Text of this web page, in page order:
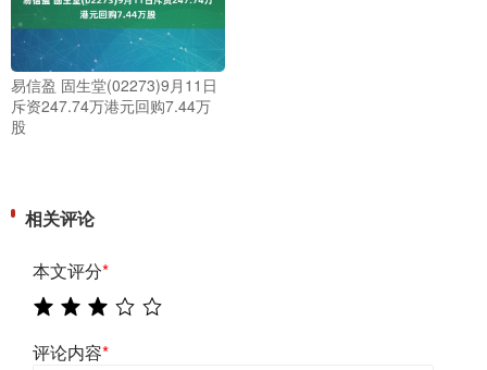
易信盈 固生堂(02273)9月11日
斥资247.74万港元回购7.44万
股
相关评论
本文评分*
评论内容*